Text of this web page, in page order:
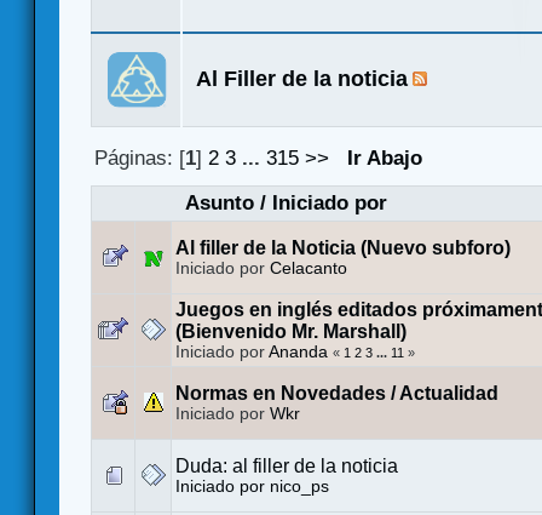
Al Filler de la noticia
Páginas: [1]2 3 ...315 >>
Ir Abajo
Asunto/ Iniciado por
Al filler de la Noticia (Nuevo subforo)
Iniciado por Celacanto
Juegos en inglés editados
(Bienvenido Mr. Marshall)
Iniciado por Ananda « 1 2 3 ... 11 »
Normas en Novedades / Actualidad
Iniciado por Wkr
Duda: al filler de la noticia
Iniciado por nico_ps